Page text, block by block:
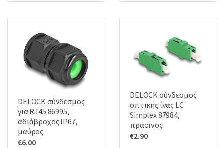
DELOCK σύνδεσμος
για RJ45 86995,
αδιάβροχος IP67,
μαύρος
€6.00
DELOCK σύνδεσμος
οπτικής ίνας LC
Simplex 87984,
πράσινος
€2.90